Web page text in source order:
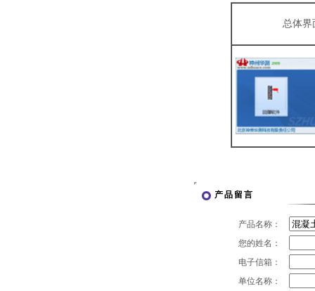
总体界
产品留言
产品名称：
您的姓名：
电子信箱：
单位名称：